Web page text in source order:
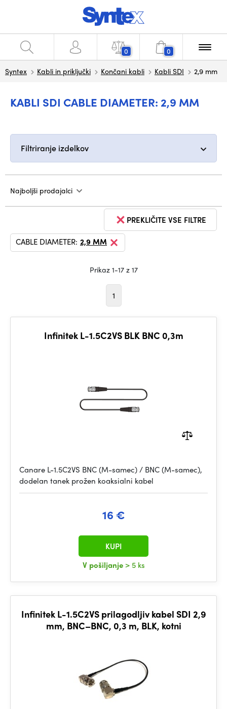
0 0
Syntex Kabli in priključki Končani kabli Kabli SDI 2,9 mm
KABLI SDI CABLE DIAMETER: 2,9 MM
Filtriranje izdelkov
Najboljši prodajalci
PREKLIČITE VSE FILTRE
CABLE DIAMETER: 2,9 MM
Prikaz 1-17 z 17
1
Infinitek L-1.5C2VS BLK BNC 0,3m
Canare L-1.5C2VS BNC (M-samec) / BNC (M-samec),
dodelan tanek prožen koaksialni kabel
16 €
V pošiljanje > 5 ks
KUPI
Infinitek L-1.5C2VS prilagodljiv kabel SDI 2,9
mm, BNC–BNC, 0,3 m, BLK, kotni